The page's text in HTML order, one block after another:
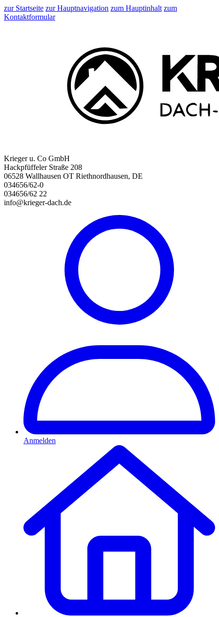
zur Startseite zur Hauptnavigation zum Hauptinhalt zum
Kontaktformular
Krieger u. Co GmbH
Hackpfüffeler Straße 208
06528 Wallhausen OT Riethnordhausen, DE
034656/62-0
034656/62 22
info@krieger-dach.de
Anmelden